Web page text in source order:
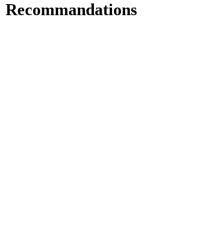
Recommandations